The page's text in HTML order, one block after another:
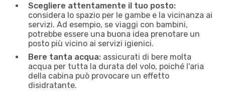
Scegliere attentamente il tuo posto:
considera lo spazio per le gambe e la vicinanza ai
servizi. Ad esempio, se viaggi con bambini,
potrebbe essere una buona idea prenotare un
posto più vicino ai servizi igienici.
Bere tanta acqua: assicurati di bere molta
acqua per tutta la durata del volo, poiché l'aria
della cabina può provocare un effetto
disidratante.